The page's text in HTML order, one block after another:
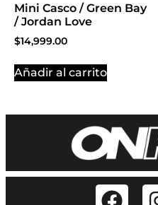
Mini Casco / Green Bay
/ Jordan Love
$14,999.00
Añadir al carrito